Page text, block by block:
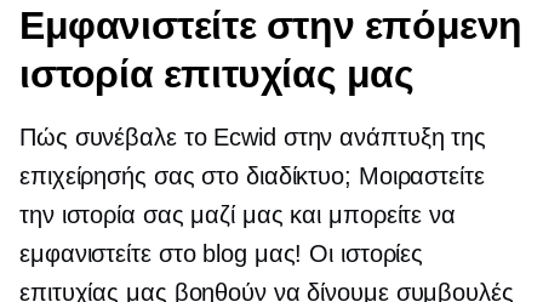
Εμφανιστείτε στην επόμενη
ιστορία επιτυχίας μας
Πώς συνέβαλε το Ecwid στην ανάπτυξη της
επιχείρησής σας στο διαδίκτυο; Μοιραστείτε
την ιστορία σας μαζί μας και μπορείτε να
εμφανιστείτε στο blog μας! Οι ιστορίες
επιτυχίας μας βοηθούν να δίνουμε συμβουλές